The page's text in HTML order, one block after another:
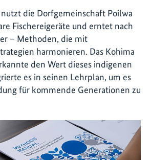
die Dorfgemeinschaft Poilwa
Fischereigeräte und erntet nach
– Methoden, die mit
harmonieren. Das Kohima
den Wert dieses indigenen
es in seinen Lehrplan, um es
für kommende Generationen zu